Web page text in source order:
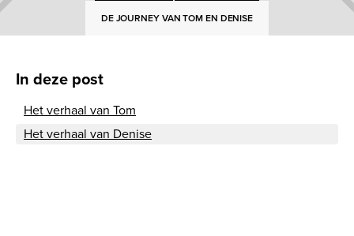
DE JOURNEY VAN TOM EN DENISE
In deze post
Het verhaal van Tom
Het verhaal van Denise